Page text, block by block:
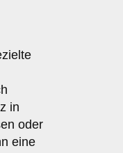
in
oder
eine